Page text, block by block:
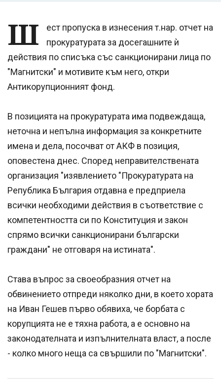
Ш
ест пропуска в изнесения т.нар. отчет на
прокуратурата за досегашните ѝ
действия по списъка със санкционирани лица по
"Магнитски" и мотивите към него, откри
Антикорупционният фонд.
В позицията на прокуратурата има подвеждаща,
неточна и непълна информация за конкретните
имена и дела, посочват от АКФ в позиция,
оповестена днес. Според неправителствената
организация "изявлението "Прокуратурата на
Република България отдавна е предприела
всички необходими действия в съответствие с
компетентността си по Конституция и закон
спрямо всички санкционирани български
граждани" не отговаря на истината".
Става въпрос за своеобразния отчет на
обвинението отпреди няколко дни, в което хората
на Иван Гешев първо обявиха, че борбата с
корупцията не е тяхна работа, а е основно на
законодателната и изпълнителната власт, а после
- колко много неща са свършили по "Магнитски".